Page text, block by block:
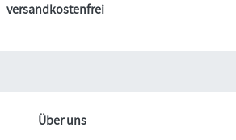
versandkostenfrei
Über uns